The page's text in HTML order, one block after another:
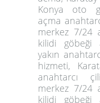
Konya oto
açma
merkez 7/24
kilidi göbeği
yakın
hizmeti,
anahtarcı
merkez 7/24
kilidi göbeği